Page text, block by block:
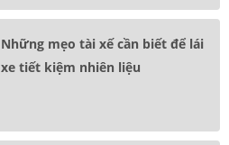
Những mẹo tài xế cần biết để lái
xe tiết kiệm nhiên liệu